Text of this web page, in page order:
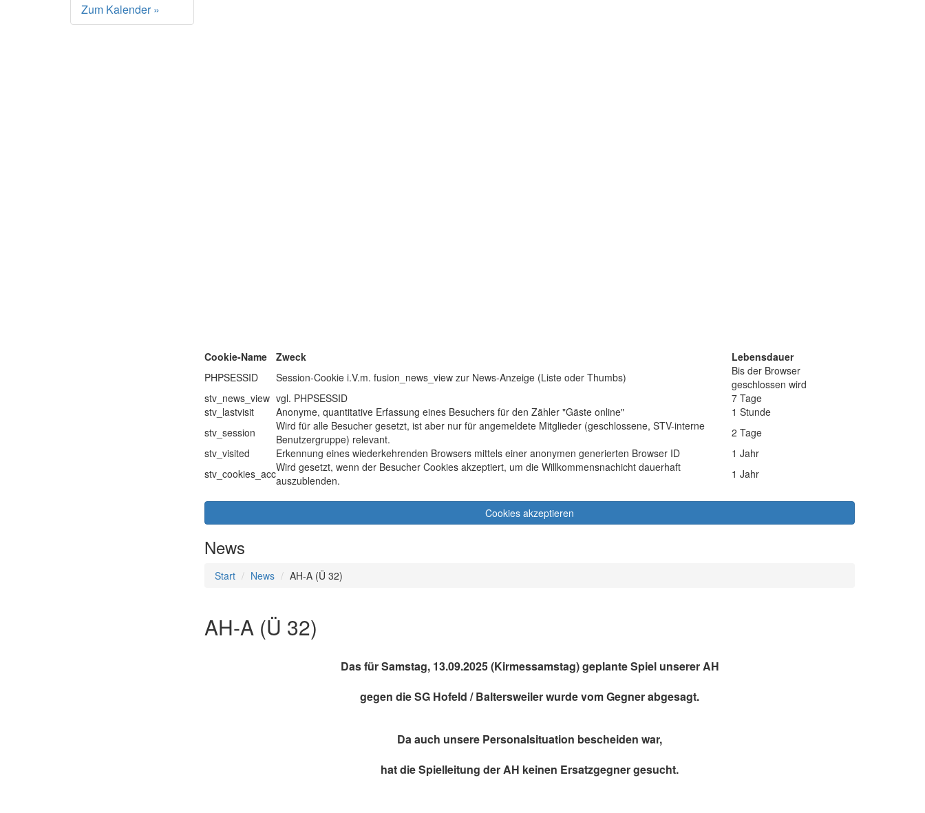
Zum Kalender »
Cookie-Name Zweck
Lebensdauer
PHPSESSID
Session-Cookie i.V.m. fusion_news_view zur News-Anzeige (Liste oder Thumbs)
Bis der Browser
geschlossen wird
stv_news_view vgl. PHPSESSID
7 Tage
stv_lastvisit
Anonyme, quantitative Erfassung eines Besuchers für den Zähler "Gäste online"
1 Stunde
stv_session
Wird für alle Besucher gesetzt, ist aber nur für angemeldete Mitglieder (geschlossene, STV-interne
Benutzergruppe) relevant.
2 Tage
stv_visited
Erkennung eines wiederkehrenden Browsers mittels einer anonymen generierten Browser ID
1 Jahr
stv_cookies_accWird gesetzt, wenn der Besucher Cookies akzeptiert, um die Willkommensnachicht dauerhaft
auszublenden.
1 Jahr
Cookies akzeptieren
News
Start News AH-A (Ü 32)
AH-A (Ü 32)
Das für Samstag, 13.09.2025 (Kirmessamstag) geplante Spiel unserer AH
gegen die SG Hofeld / Baltersweiler wurde vom Gegner abgesagt.
Da auch unsere Personalsituation bescheiden war,
hat die Spielleitung der AH keinen Ersatzgegner gesucht.